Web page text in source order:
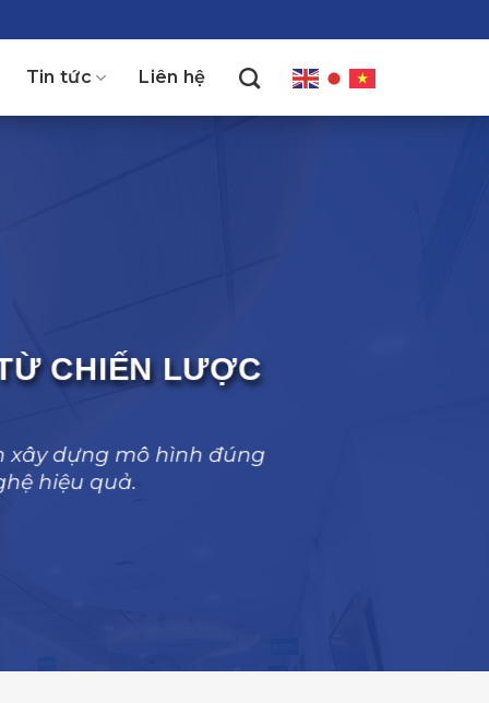
Tin tức Liên hệ
CHIẾN LƯỢC
xây dựng mô hình đúng
hiệu quả.